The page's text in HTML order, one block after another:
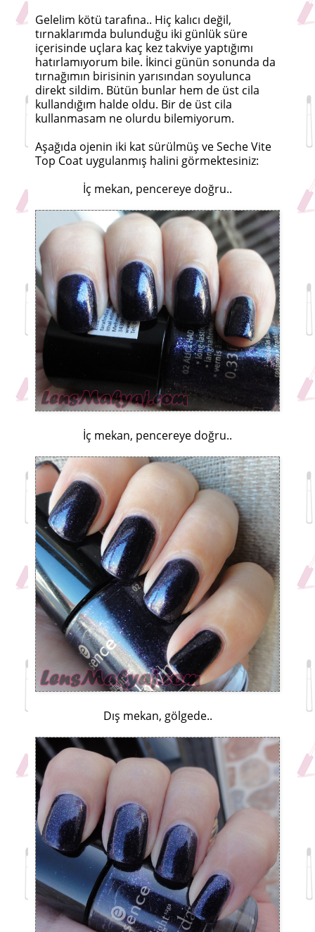
Gelelim kötü tarafına.. Hiç kalıcı değil,
tırnaklarımda bulunduğu iki günlük süre
içerisinde uçlara kaç kez takviye yaptığımı
hatırlamıyorum bile. İkinci günün sonunda da
tırnağımın birisinin yarısından soyulunca
direkt sildim. Bütün bunlar hem de üst cila
kullandığım halde oldu. Bir de üst cila
kullanmasam ne olurdu bilemiyorum.
Aşağıda ojenin iki kat sürülmüş ve Seche Vite
Top Coat uygulanmış halini görmektesiniz:
İç mekan, pencereye doğru..
İç mekan, pencereye doğru..
Dış mekan, gölgede..